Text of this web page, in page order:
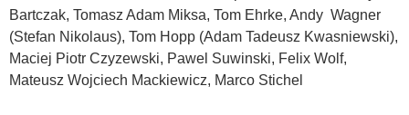
Bartczak, Tomasz Adam Miksa, Tom Ehrke, Andy Wagner
(Stefan Nikolaus), Tom Hopp (Adam Tadeusz Kwasniewski),
Maciej Piotr Czyzewski, Pawel Suwinski, Felix Wolf,
Mateusz Wojciech Mackiewicz, Marco Stichel